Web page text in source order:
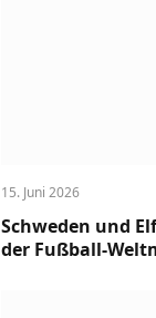
15. Juni 2026
Schweden und
der Fußball-